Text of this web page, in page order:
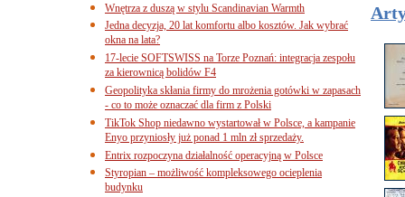
Wnętrza z duszą w stylu Scandinavian Warmth
Jedna decyzja, 20 lat komfortu albo kosztów. Jak wybrać
okna na lata?
17-lecie SOFTSWISS na Torze Poznań: integracja zespołu
za kierownicą bolidów F4
Geopolityka skłania firmy do mrożenia gotówki w zapasach
- co to może oznaczać dla firm z Polski
TikTok Shop niedawno wystartował w Polsce, a kampanie
Enyo przyniosły już ponad 1 mln zł sprzedaży.
Entrix rozpoczyna działalność operacyjną w Polsce
Styropian – możliwość kompleksowego ocieplenia
budynku